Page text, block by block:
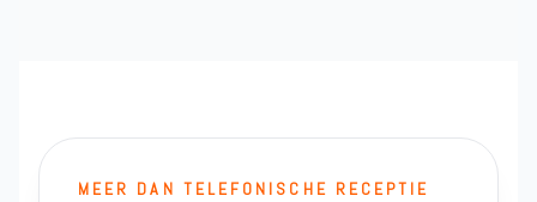
MEER DAN TELEFONISCHE RECEPTIE